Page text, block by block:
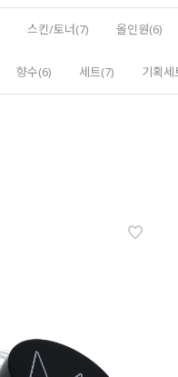
스킨/토너(7) 올인원(6)
향수(6) 세트(7) 기획세